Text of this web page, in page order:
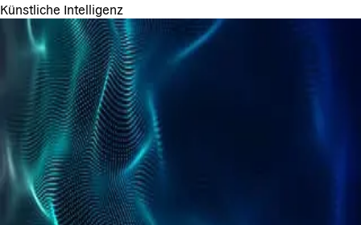
Künstliche Intelligenz